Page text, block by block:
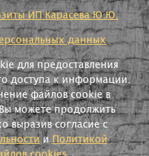
ИП Карасева Ю.Ю.
данных
для предоставления
доступа к информации.
файлов cookie в
можете продолжить
выразив согласие с
и Политикой